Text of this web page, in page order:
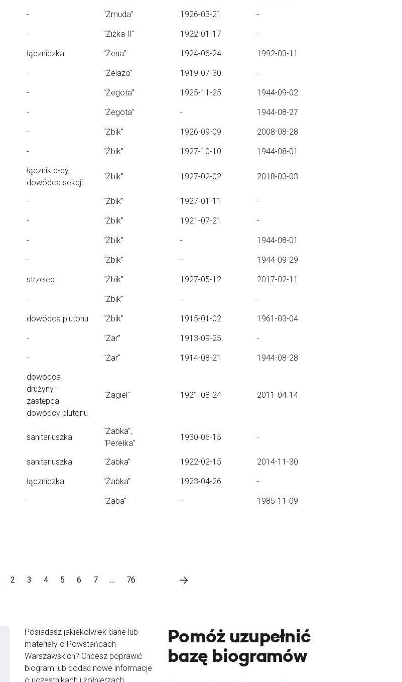
- "Żmuda" 1926-03-21 -
- "Żiżka II" 1922-01-17 -
łączniczka "Żena" 1924-06-24 1992-03-11
- "Żelazo" 1919-07-30 -
- "Żegota" 1925-11-25 1944-09-02
- "Żegota" - 1944-08-27
- "Żbik" 1926-09-09 2008-08-28
- "Żbik" 1927-10-10 1944-08-01
łącznik d-cy,
dowódca sekcji.
"Żbik" 1927-02-02 2018-03-03
- "Żbik" 1927-01-11 -
- "Żbik" 1921-07-21 -
- "Żbik" - 1944-08-01
- "Żbik" - 1944-09-29
strzelec "Żbik" 1927-05-12 2017-02-11
- "Żbik" - -
dowódca plutonu "Żbik" 1915-01-02 1961-03-04
- "Żar" 1913-09-25 -
- "Żar" 1914-08-21 1944-08-28
dowódca
drużyny -
zastępca
dowódcy plutonu
"Żagiel" 1921-08-24 2011-04-14
sanitariuszka
"Żabka",
"Perełka"
1930-06-15 -
sanitariuszka "Żabka" 1922-02-15 2014-11-30
łączniczka "Żabka" 1923-04-26 -
- "Żaba" - 1985-11-09
2 3 4 5 6 7 ... 76
Posiadasz jakiekolwiek dane lub
materiały o Powstańcach
Warszawskich? Chcesz poprawić
biogram lub dodać nowe informacje
Pomóż uzupełnić
bazę biogramów